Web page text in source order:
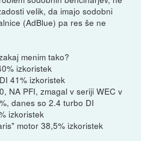
velik, da imajo sodobni
(AdBlue) pa res še ne
menim tako?
izkoristek
41% izkoristek
NA PFI, zmagal v seriji WEC v
danes so 2.4 turbo DI
izkoristek
motor 38,5% izkoristek